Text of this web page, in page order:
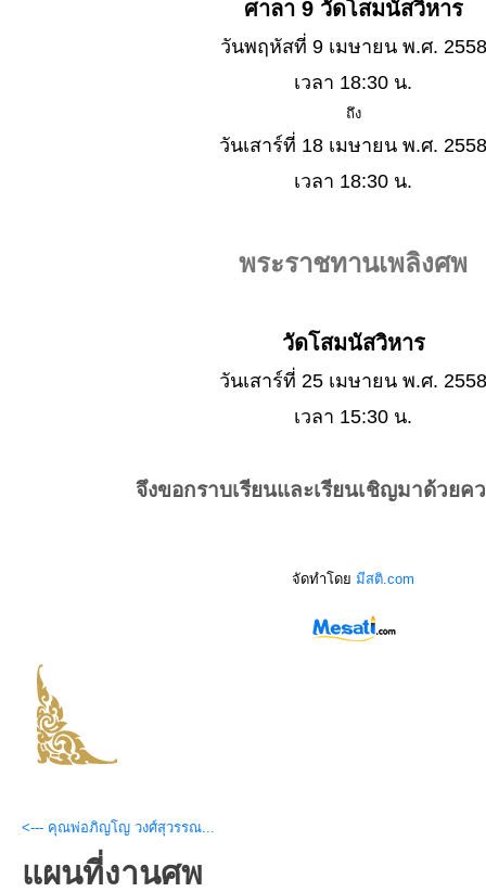
ศาลา 9 วัดโสมนัสวิหาร
วันพฤหัสที่ 9 เมษายน พ.ศ. 2558
เวลา 18:30 น.
ถึง
วันเสาร์ที่ 18 เมษายน พ.ศ. 2558
เวลา 18:30 น.
พระราชทานเพลิงศพ
วัดโสมนัสวิหาร
วันเสาร์ที่ 25 เมษายน พ.ศ. 2558
เวลา 15:30 น.
จึงขอกราบเรียนและเรียนเชิญมาด้วยค
จัดทำโดย มีสติ.com
<--- คุณพ่อภิญโญ วงศ์สุวรรณ...
แผนที่งานศพ